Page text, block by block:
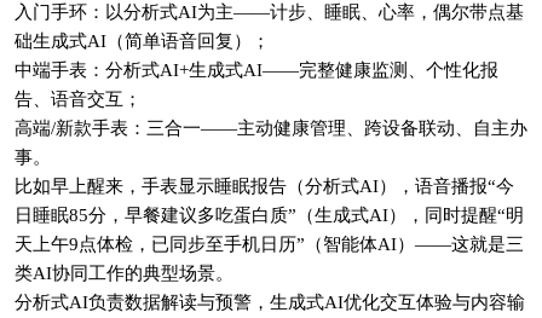
入门手环：以分析式AI为主——计步、睡眠、心率，偶尔带点基
础生成式AI（简单语音回复）；
中端手表：分析式AI+生成式AI——完整健康监测、个性化报
告、语音交互；
高端/新款手表：三合一——主动健康管理、跨设备联动、自主办
事。
比如早上醒来，手表显示睡眠报告（分析式AI），语音播报“今
日睡眠85分，早餐建议多吃蛋白质”（生成式AI），同时提醒“明
天上午9点体检，已同步至手机日历”（智能体AI）——这就是三
类AI协同工作的典型场景。
分析式AI负责数据解读与预警，生成式AI优化交互体验与内容输